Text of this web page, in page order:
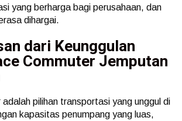
yang berharga bagi perusahaan, dan
dihargai.
dari Keunggulan
Commuter Jemputan
adalah pilihan transportasi yang unggul di
kapasitas penumpang yang luas,